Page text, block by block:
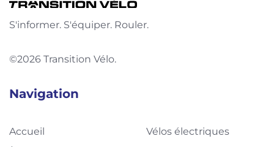
S'informer. S'équiper. Rouler.
©2026 Transition Vélo.
Navigation
Accueil
Vélos électriques